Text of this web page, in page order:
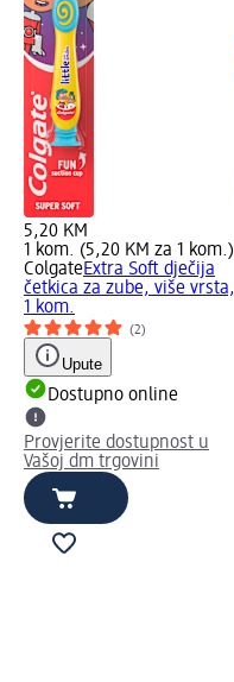
5,20 KM
1 kom. (5,20 KM za 1 kom.)
ColgateExtra Soft dječija
četkica za zube, više vrsta,
1 kom.
(2)
Upute
Dostupno online
Provjerite dostupnost u
Vašoj dm trgovini